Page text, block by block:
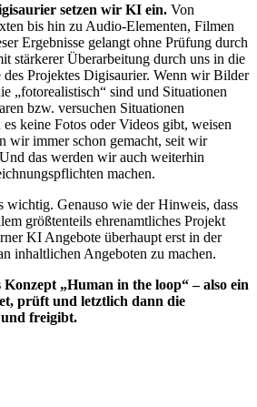
setzen wir KI ein. Von
bis hin zu Audio-Elementen, Filmen
Ergebnisse gelangt ohne Prüfung durch
stärkerer Überarbeitung durch uns in die
des Projektes Digisaurier. Wenn wir Bilder
„fotorealistisch“ sind und Situationen
bzw. versuchen Situationen
keine Fotos oder Videos gibt, weisen
wir immer schon gemacht, seit wir
das werden wir auch weiterhin
machen.
wichtig. Genauso wie der Hinweis, dass
größtenteils ehrenamtliches Projekt
KI Angebote überhaupt erst in der
inhaltlichen Angeboten zu machen.
„Human in the loop“ – also ein
prüft und letztlich dann die
und freigibt.